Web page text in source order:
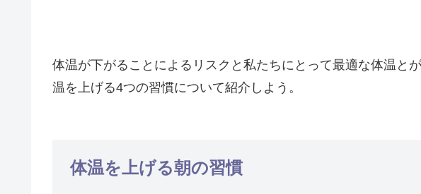
体温が下がることによるリスクと私たちにとって最適な体温と
温を上げる4つの習慣について紹介しよう。
体温を上げる朝の習慣